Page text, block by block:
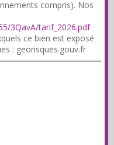
compris). Nos
3QavA/tarif_2026.pdf
ce bien est exposé
: georisques.gouv.fr